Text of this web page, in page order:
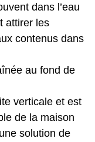
dans l’eau
attirer les
contenus dans
au fond de
verticale et est
de la maison
solution de